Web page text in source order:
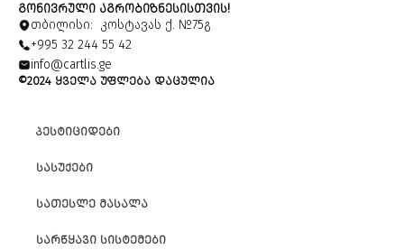
ᲒᲝᲜᲘᲕᲠᲣᲚᲘ ᲐᲒᲠᲝᲑᲘᲖᲜᲔᲡᲘᲡᲗᲕᲘᲡ!
თბილისი: კოსტავას ქ. №75გ
+995 32 244 55 42
info@cartlis.ge
©2024 ᲧᲕᲔᲚᲐ ᲣᲤᲚᲔᲑᲐ ᲓᲐᲪᲣᲚᲘᲐ
ᲞᲔᲡᲢᲘᲪᲘᲓᲔᲑᲘ
ᲡᲐᲡᲣᲥᲔᲑᲘ
ᲡᲐᲗᲔᲡᲚᲔ ᲛᲐᲡᲐᲚᲐ
ᲡᲐᲠᲬᲧᲐᲕᲘ ᲡᲘᲡᲢᲔᲛᲔᲑᲘ